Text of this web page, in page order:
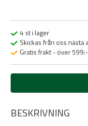
4 st i lager
Skickas från oss nästa
Gratis frakt - över 599:-
BESKRIVNING